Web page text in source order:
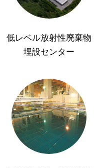
低レベル放射性廃棄物
埋設センター